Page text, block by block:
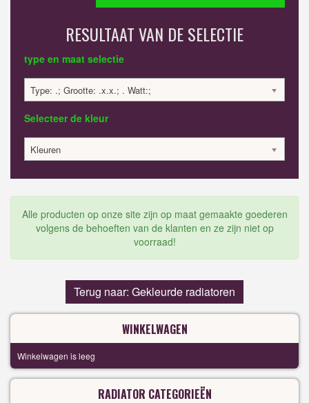
RESULTAAT VAN DE SELECTIE
type en maat selectie
Type: .; Grootte: .x.x.; . Watt:;
Selecteer de kleur
Kleuren
Alle producten op onze site zijn op maat gemaakte goederen
volgens de behoeften van de klanten en ze zijn niet op
voorraad!
Terug naar: Gekleurde radiatoren
WINKELWAGEN
Winkelwagen is leeg
RADIATOR CATEGORIEËN